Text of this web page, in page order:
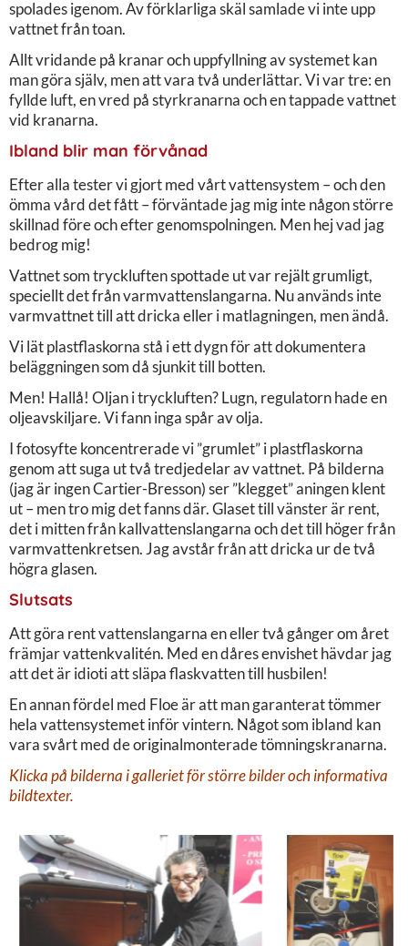
spolades igenom. Av förklarliga skäl samlade vi inte upp
vattnet från toan.
Allt vridande på kranar och uppfyllning av systemet kan
man göra själv, men att vara två underlättar. Vi var tre: en
fyllde luft, en vred på styrkranarna och en tappade vattnet
vid kranarna.
Ibland blir man förvånad
Efter alla tester vi gjort med vårt vattensystem – och den
ömma vård det fått – förväntade jag mig inte någon större
skillnad före och efter genomspolningen. Men hej vad jag
bedrog mig!
Vattnet som tryckluften spottade ut var rejält grumligt,
speciellt det från varmvattenslangarna. Nu används inte
varmvattnet till att dricka eller i matlagningen, men ändå.
Vi lät plastflaskorna stå i ett dygn för att dokumentera
beläggningen som då sjunkit till botten.
Men! Hallå! Oljan i tryckluften? Lugn, regulatorn hade en
oljeavskiljare. Vi fann inga spår av olja.
I fotosyfte koncentrerade vi ”grumlet” i plastflaskorna
genom att suga ut två tredjedelar av vattnet. På bilderna
(jag är ingen Cartier-Bresson) ser ”klegget” aningen klent
ut – men tro mig det fanns där. Glaset till vänster är rent,
det i mitten från kallvattenslangarna och det till höger från
varmvattenkretsen. Jag avstår från att dricka ur de två
högra glasen.
Slutsats
Att göra rent vattenslangarna en eller två gånger om året
främjar vattenkvalitén. Med en dåres envishet hävdar jag
att det är idioti att släpa flaskvatten till husbilen!
En annan fördel med Floe är att man garanterat tömmer
hela vattensystemet inför vintern. Något som ibland kan
vara svårt med de originalmonterade tömningskranarna.
Klicka på bilderna i galleriet för större bilder och informativa
bildtexter.